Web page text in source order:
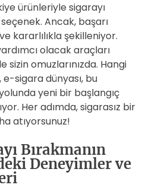
ürünleriyle sigarayı
Ancak, başarı
kararlılıkla şekilleniyor.
olacak araçları
sizin omuzlarınızda. Hangi
e-sigara dünyası, bu
yeni bir başlangıç
Her adımda, sigarasız bir
atıyorsunuz!
Bırakmanın
Deneyimler ve